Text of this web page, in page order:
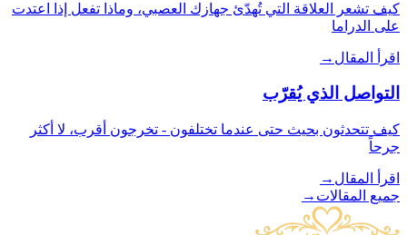
كيف تشعر العلاقة التي تُهدّئ جهازك العصبي، وماذا تفعل إذا اعتدت
على الدراما
اقرأ المقال →
التواصل الذي يُقرّب
كيف تتحدثون بحيث حتى عندما تختلفون - تخرجون أقرب، لا أكثر
جرحاً
اقرأ المقال →
جميع المقالات →